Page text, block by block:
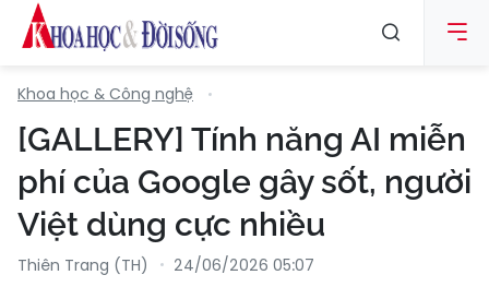
Khoa học & Công nghệ
[GALLERY] Tính năng AI miễn
phí của Google gây sốt, người
Việt dùng cực nhiều
Thiên Trang (TH) 24/06/2026 05:07